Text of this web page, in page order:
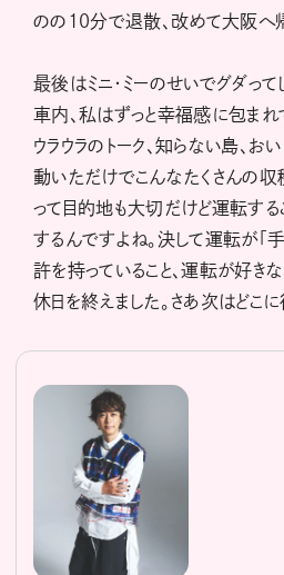
のの10分で退散、改めて大阪へ帰
最後はミニ・ミーのせいでグダっ
車内、私はずっと幸福感に包まれ
ウラウラのトーク、知らない島、お
動いただけでこんなたくさんの収穫
って目的地も大切だけど運転する
するんですよね。決して運転が「
許を持っていること、運転が好き
休日を終えました。さあ次はどこに